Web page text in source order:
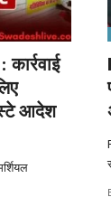
स्टे आदेश